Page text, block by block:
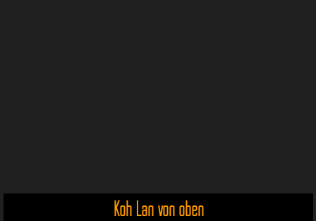
Koh Lan von oben